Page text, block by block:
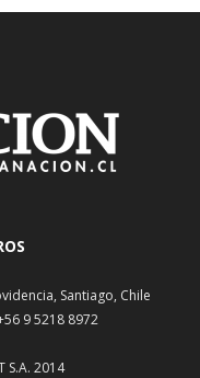
Santiago, Chile
9 5218 8972
S.A. 2014